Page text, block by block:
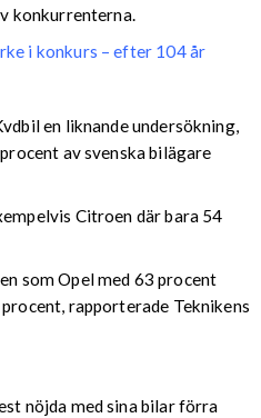
konkurrenterna.
i konkurs – efter 104 år
en liknande undersökning,
av svenska bilägare
Citroen där bara 54
som Opel med 63 procent
rapporterade Teknikens
nöjda med sina bilar förra